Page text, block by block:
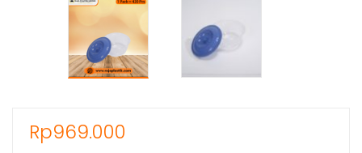
Rp969.000